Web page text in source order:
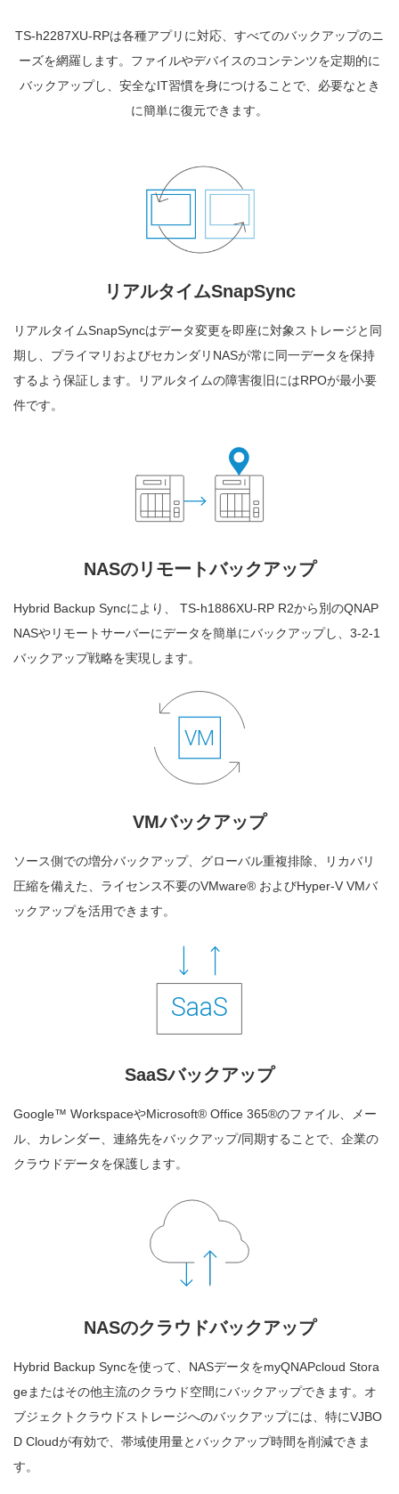
TS-h2287XU-RPは各種アプリに対応、すべてのバックアップのニ
ーズを網羅します。ファイルやデバイスのコンテンツを定期的に
バックアップし、安全なIT習慣を身につけることで、必要なとき
に簡単に復元できます。
リアルタイムSnapSync
リアルタイムSnapSyncはデータ変更を即座に対象ストレージと同
期し、プライマリおよびセカンダリNASが常に同一データを保持
するよう保証します。リアルタイムの障害復旧にはRPOが最小要
件です。
NASのリモートバックアップ
Hybrid Backup Syncにより、 TS-h1886XU-RP R2から別のQNAP
NASやリモートサーバーにデータを簡単にバックアップし、3-2-1
バックアップ戦略を実現します。
VMバックアップ
ソース側での増分バックアップ、グローバル重複排除、リカバリ
圧縮を備えた、ライセンス不要のVMware® およびHyper-V VMバ
ックアップを活用できます。
SaaSバックアップ
Google™ WorkspaceやMicrosoft® Office 365®のファイル、メー
ル、カレンダー、連絡先をバックアップ/同期することで、企業の
クラウドデータを保護します。
NASのクラウドバックアップ
Hybrid Backup Syncを使って、NASデータをmyQNAPcloud Stora
geまたはその他主流のクラウド空間にバックアップできます。オ
ブジェクトクラウドストレージへのバックアップには、特にVJBO
D Cloudが有効で、帯域使用量とバックアップ時間を削減できま
す。